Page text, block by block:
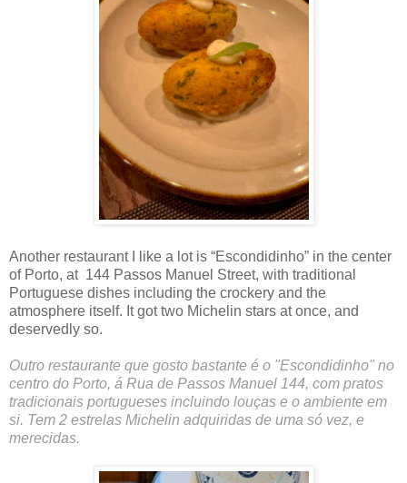
Another restaurant I like a lot is “Escondidinho” in the center
of Porto, at 144 Passos Manuel Street, with traditional
Portuguese dishes including the crockery and the
atmosphere itself. It got two Michelin stars at once, and
deservedly so.
Outro restaurante que gosto bastante é o "Escondidinho" no
centro do Porto, á Rua de Passos Manuel 144, com pratos
tradicionais portugueses incluindo louças e o ambiente em
si. Tem 2 estrelas Michelin adquiridas de uma só vez, e
merecidas.